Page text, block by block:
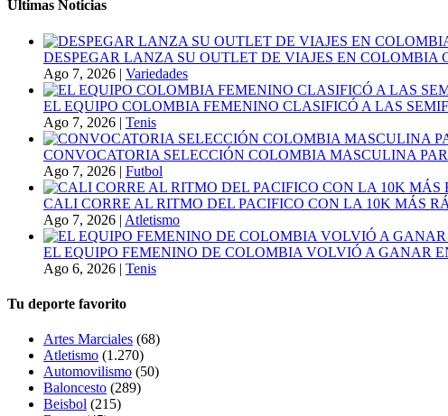
Ultimas Noticias
DESPEGAR LANZA SU OUTLET DE VIAJES EN COLOMBIA
Ago 7, 2026 | Variedades
EL EQUIPO COLOMBIA FEMENINO CLASIFICÓ A LAS
Ago 7, 2026 | Tenis
CONVOCATORIA SELECCIÓN COLOMBIA MASCULINA
Ago 7, 2026 | Futbol
CALI CORRE AL RITMO DEL PACIFICO CON LA 10K MÁS
Ago 7, 2026 | Atletismo
EL EQUIPO FEMENINO DE COLOMBIA VOLVIÓ A GANAR
Ago 6, 2026 | Tenis
Tu deporte favorito
Artes Marciales (68)
Atletismo (1.270)
Automovilismo (50)
Baloncesto (289)
Beisbol (215)